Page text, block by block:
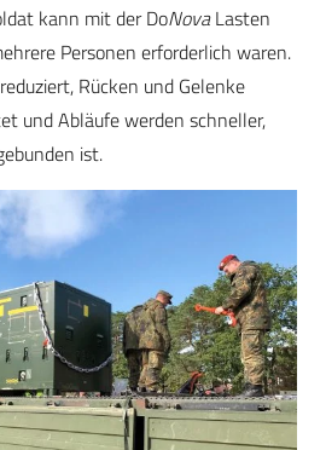
kann mit der DoNovaLasten
Personen erforderlich waren.
Rücken und Gelenke
und Abläufe werden schneller,
ist.